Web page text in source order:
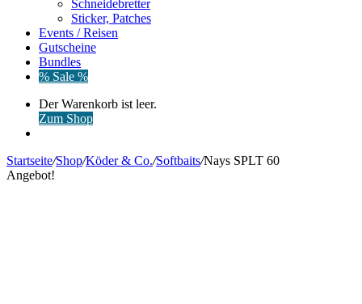
Schneidebretter
Sticker, Patches
Events / Reisen
Gutscheine
Bundles
% Sale %
Warenkorb
ansehen
Der Warenkorb ist leer.
Zum Shop
Startseite/Shop/Köder & Co./Softbaits/Nays SPLT 60
Angebot!